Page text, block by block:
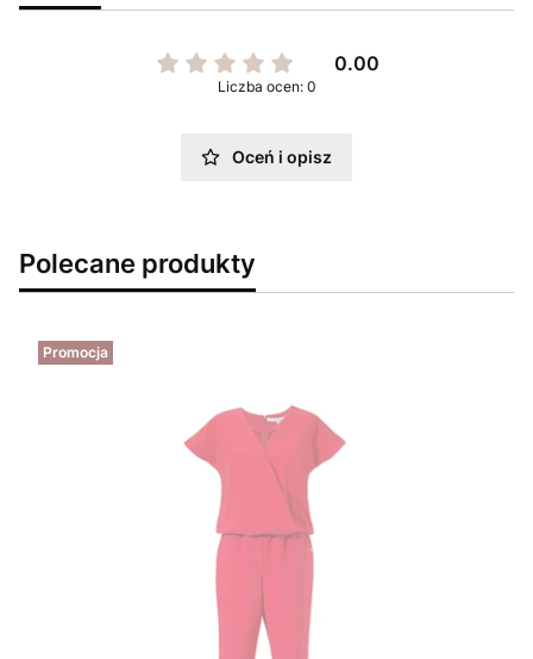
0.00
Liczba ocen: 0
Oceń i opisz
Polecane produkty
Promocja